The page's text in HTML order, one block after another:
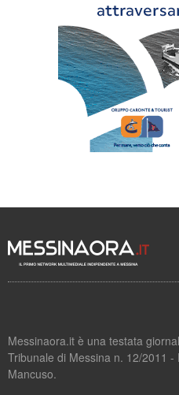
Messinaora.it è una testata
Tribunale di Messina n. 12/2011
Mancuso.